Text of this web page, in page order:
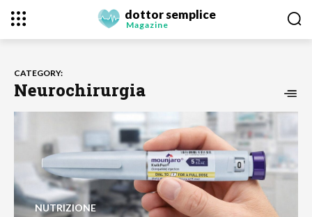
dottor semplice
Magazine
CATEGORY:
Neurochirurgia
NUTRIZIONE